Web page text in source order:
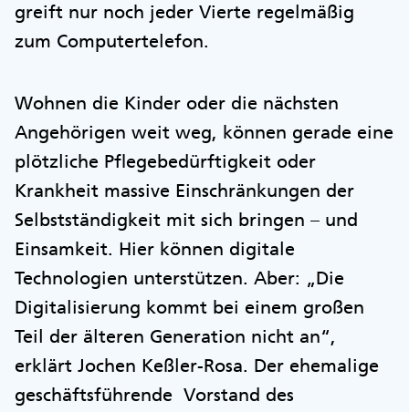
greift nur noch jeder Vierte regelmäßig
zum Computertelefon.
Wohnen die Kinder oder die nächsten
Angehörigen weit weg, können gerade eine
plötzliche Pflegebedürftigkeit oder
Krankheit massive Einschränkungen der
Selbstständigkeit mit sich bringen – und
Einsamkeit. Hier können digitale
Technologien unterstützen. Aber: „Die
Digitalisierung kommt bei einem großen
Teil der älteren Generation nicht an“,
erklärt Jochen Keßler-Rosa. Der ehemalige
geschäftsführende Vorstand des